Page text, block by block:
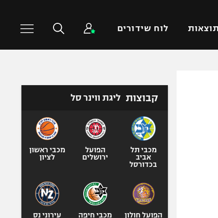
תוצאות לוח שידורים
טניס
כדורעף
ג'ודו
ספורט אולימפי
קבוצות ליגת ווינר סל
מכבי תל
אביב
בכדורסל
הפועל
ירושלים
מכבי ראשון
לציון
הפועל חולון
מכבי חיפה
עירוני נס